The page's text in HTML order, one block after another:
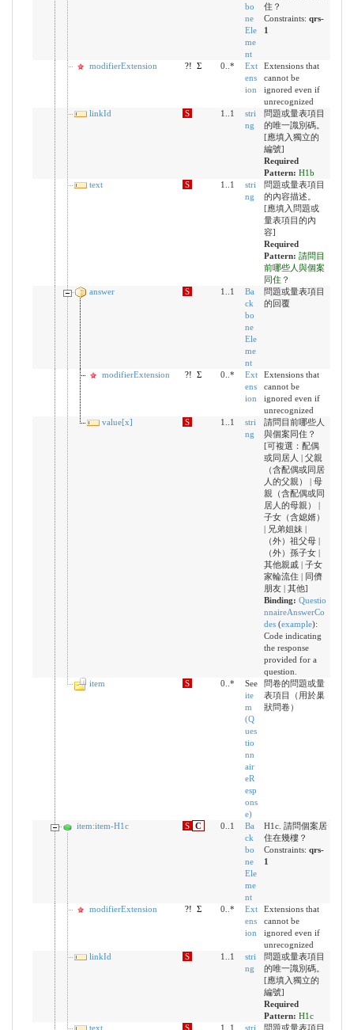
bo
ne
Ele
me
nt
住？
Constraints: qrs-
1
modifierExtension ?! Σ 0..*
Ext
ens
ion
Extensions that
cannot be
ignored even if
unrecognized
linkId
S 1..1
stri
ng
問題或量表項目
的唯一識別碼。
[應填入獨立的
編號]
Required
Pattern: H1b
text
S 1..1
stri
ng
問題或量表項目
的內容描述。
[應填入問題或
量表項目的內
容]
Required
Pattern: 請問目
前哪些人與個案
同住？
answer
S 1..1
Ba
ck
bo
ne
Ele
me
nt
問題或量表項目
的回覆
modifierExtension ?! Σ 0..*
Ext
ens
ion
Extensions that
cannot be
ignored even if
unrecognized
value[x]
S 1..1
stri
ng
請問目前哪些人
與個案同住？
[可複選：配偶
或同居人 | 父親
（含配偶或同居
人的父親） | 母
親（含配偶或同
居人的母親） |
子女（含媳婿）
| 兄弟姐妹 |
（外）祖父母 |
（外）孫子女 |
其他親戚 | 子女
家輪流住 | 同儕
朋友 | 其他]
Binding: Questio
nnaireAnswerCo
des(example):
Code indicating
the response
provided for a
question.
item
S 0..*
See
ite
m
(Q
ues
tio
nn
air
eR
esp
ons
e)
問卷的問題或量
表項目（用於巢
狀問卷）
item:item-H1c S C 0..1
Ba
ck
bo
ne
Ele
me
nt
H1c. 請問個案居
住在幾樓？
Constraints: qrs-
1
modifierExtension ?! Σ 0..*
Ext
ens
ion
Extensions that
cannot be
ignored even if
unrecognized
linkId
S 1..1
stri
ng
問題或量表項目
的唯一識別碼。
[應填入獨立的
編號]
Required
Pattern: H1c
text
S 1..1 stri 問題或量表項目